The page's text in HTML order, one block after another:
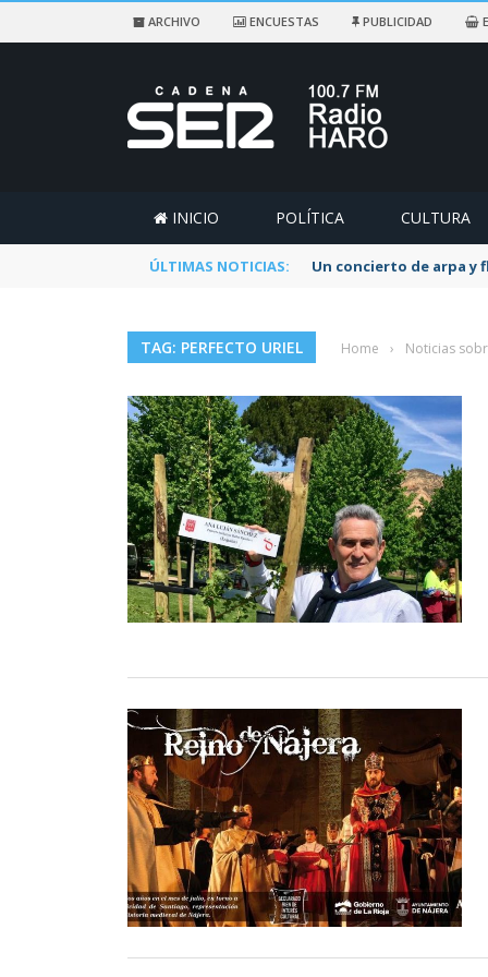
ARCHIVO ENCUESTAS PUBLICIDAD
INICIO POLÍTICA CULTURA
ÚLTIMAS NOTICIAS: Un concierto de arpa y
TAG: PERFECTO URIEL Home › Noticias